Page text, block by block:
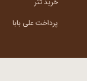
پرداخت علی بابا